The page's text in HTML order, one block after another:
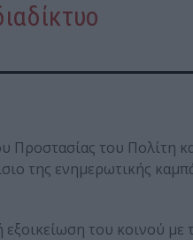
του Πολίτη
της ενημερωτικής
του κοινού με